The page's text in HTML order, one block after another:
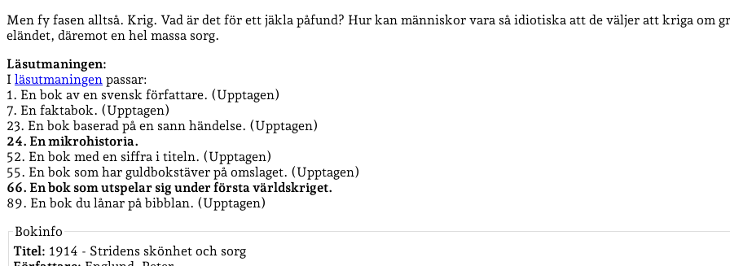
Men fy fasen alltså. Krig. Vad är det för ett jäkla påfund? Hur kan människor vara så idiotiska att de väljer att kriga om
eländet, däremot en hel massa sorg.
Läsutmaningen:
I läsutmaningen passar:
1. En bok av en svensk författare. (Upptagen)
7. En faktabok. (Upptagen)
23. En bok baserad på en sann händelse. (Upptagen)
24. En mikrohistoria.
52. En bok med en siffra i titeln. (Upptagen)
55. En bok som har guldbokstäver på omslaget. (Upptagen)
66. En bok som utspelar sig under första världskriget.
89. En bok du lånar på bibblan. (Upptagen)
Bokinfo
Titel: 1914 - Stridens skönhet och sorg